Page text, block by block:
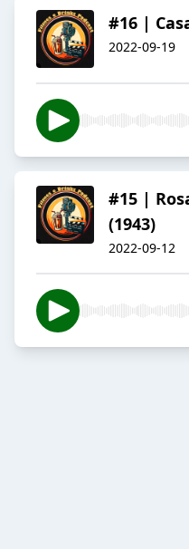
#16 |
2022-09-19
#15 |
(1943)
2022-09-12